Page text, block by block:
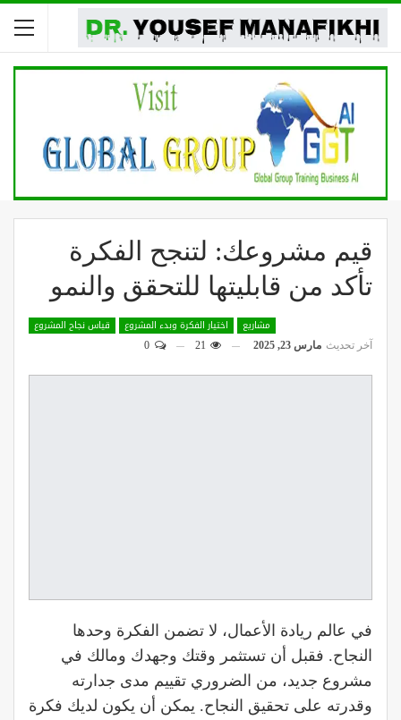
قيم مشروعك: لتنجح الفكرة
تأكد من قابليتها للتحقق والنمو
مشاريع اختيار الفكرة وبدء المشروع قياس نجاح المشروع
آخر تحديث مارس 23, 2025
في عالم ريادة الأعمال، لا تضمن الفكرة وحدها
النجاح. فقبل أن تستثمر وقتك وجهدك ومالك في
مشروع جديد، من الضروري تقييم مدى جدارته
وقدرته على تحقيق النجاح. يمكن أن يكون لديك فكرة